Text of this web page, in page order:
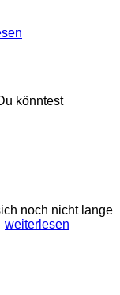
könntest
noch nicht lange
weiterlesen